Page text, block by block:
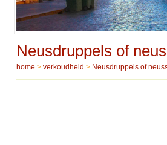
Neusdruppels of
home > verkoudheid > Neusdruppels of